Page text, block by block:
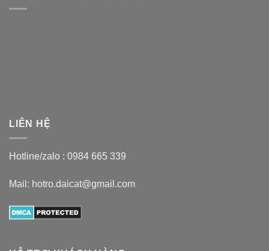
LIÊN HỆ
Hotline/zalo : 0984 665 339
Mail: hotro.daicat@gmail.com